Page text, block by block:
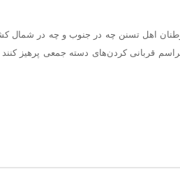
اهل تسنن چه در جنوب و چه در شمال
قربانی کردن‌های دسته جمعی پرهیز